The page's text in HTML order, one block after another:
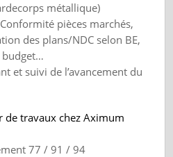
métallique)
pièces marchés,
des plans/NDC selon BE,
budget…
et suivi de l’avancement du
de travaux chez Aximum
77 / 91 / 94